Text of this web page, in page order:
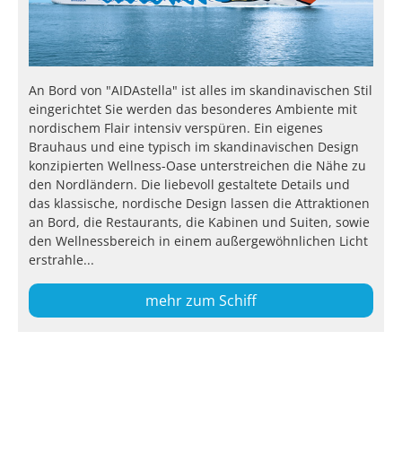
An Bord von "AIDAstella" ist alles im skandinavischen Stil
eingerichtet Sie werden das besonderes Ambiente mit
nordischem Flair intensiv verspüren. Ein eigenes
Brauhaus und eine typisch im skandinavischen Design
konzipierten Wellness-Oase unterstreichen die Nähe zu
den Nordländern. Die liebevoll gestaltete Details und
das klassische, nordische Design lassen die Attraktionen
an Bord, die Restaurants, die Kabinen und Suiten, sowie
den Wellnessbereich in einem außergewöhnlichen Licht
erstrahle...
mehr zum Schiff